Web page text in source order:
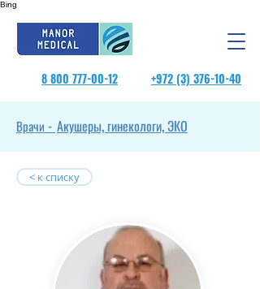
Bing
8 800 777-00-12 +972 (3) 376-10-40
Врачи - Акушеры, гинекологи, ЭКО
< к списку